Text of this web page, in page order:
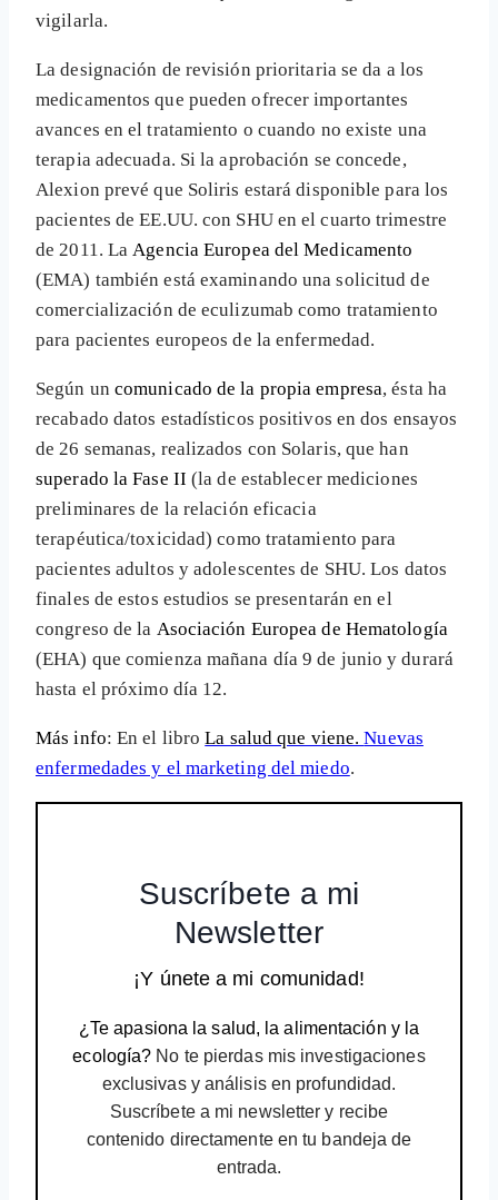
vigilarla.
La designación de revisión prioritaria se da a los
medicamentos que pueden ofrecer importantes
avances en el tratamiento o cuando no existe una
terapia adecuada. Si la aprobación se concede,
Alexion prevé que Soliris estará disponible para los
pacientes de EE.UU. con SHU en el cuarto trimestre
de 2011. La Agencia Europea del Medicamento
(EMA) también está examinando una solicitud de
comercialización de eculizumab como tratamiento
para pacientes europeos de la enfermedad.
Según un comunicado de la propia empresa, ésta ha
recabado datos estadísticos positivos en dos ensayos
de 26 semanas, realizados con Solaris, que han
superado la Fase II(la de establecer mediciones
preliminares de la relación eficacia
terapéutica/toxicidad) como tratamiento para
pacientes adultos y adolescentes de SHU. Los datos
finales de estos estudios se presentarán en el
congreso de la Asociación Europea de Hematología
(EHA) que comienza mañana día 9 de junio y durará
hasta el próximo día 12.
Más info: En el libroLa salud que viene.Nuevas
enfermedades y el marketing del miedo.
Suscríbete a mi
Newsletter
¡Y únete a mi comunidad!
¿Te apasiona la salud, la alimentación y la
ecología? No te pierdas mis investigaciones
exclusivas y análisis en profundidad.
Suscríbete a mi newsletter y recibe
contenido directamente en tu bandeja de
entrada.